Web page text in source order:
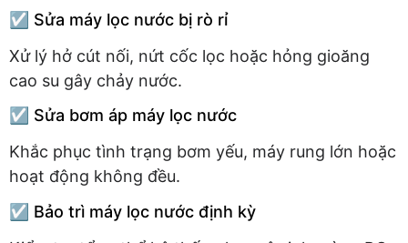
☑️ Sửa máy lọc nước bị rò rỉ
Xử lý hở cút nối, nứt cốc lọc hoặc hỏng gioăng
cao su gây chảy nước.
☑️ Sửa bơm áp máy lọc nước
Khắc phục tình trạng bơm yếu, máy rung lớn hoặc
hoạt động không đều.
☑️ Bảo trì máy lọc nước định kỳ